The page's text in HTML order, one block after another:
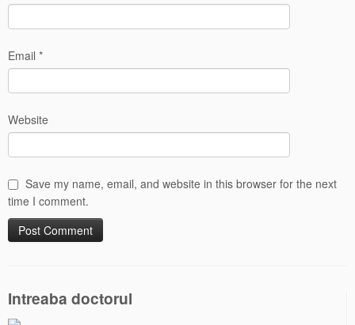
Email *
Website
Save my name, email, and website in this browser for the next
time I comment.
Intreaba doctorul